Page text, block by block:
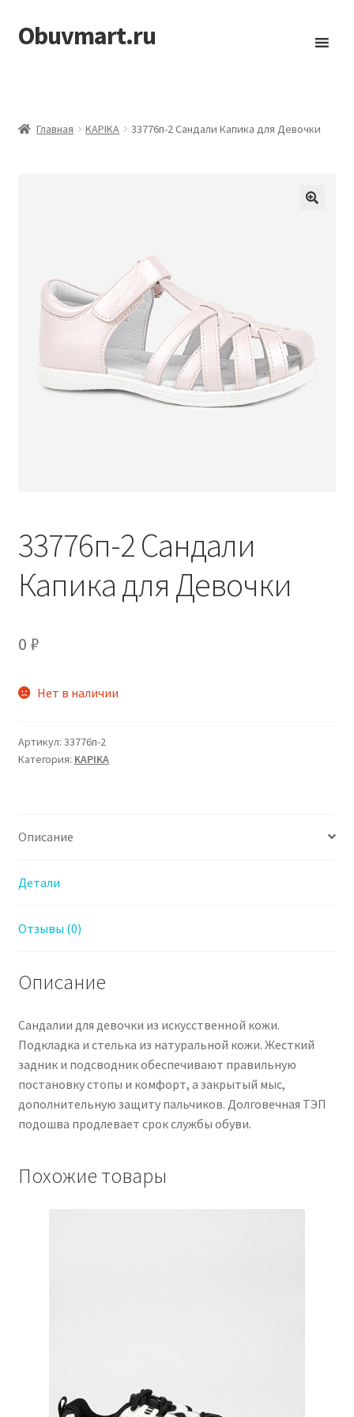
Перейти
к
Перейти
к
Obuvmart.ru
Главная KAPIKA 33776п-2 Сандали Капика для Девочки
33776п-2 Сандали
Капика для Девочки
0 ₽
Нет в наличии
Артикул: 33776п-2
Категория: KAPIKA
Описание
Детали
Отзывы (0)
Описание
Сандалии для девочки из искусственной кожи.
Подкладка и стелька из натуральной кожи. Жесткий
задник и подсводник обеспечивают правильную
постановку стопы и комфорт, а закрытый мыс,
дополнительную защиту пальчиков. Долговечная ТЭП
подошва продлевает срок службы обуви.
Похожие товары